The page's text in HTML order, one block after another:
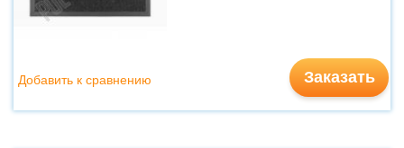
Заказать
Добавить к сравнению